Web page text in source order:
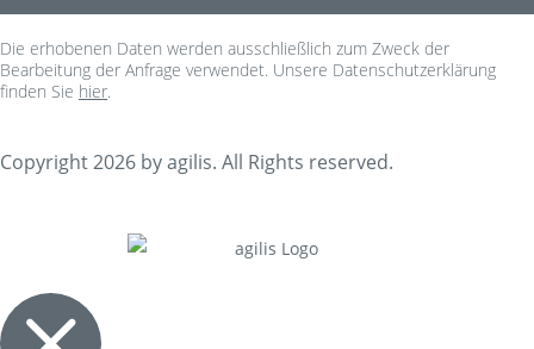
Die erhobenen Daten werden ausschließlich zum Zweck der
Bearbeitung der Anfrage verwendet. Unsere Datenschutzerklärung
finden Sie hier.
Copyright 2026 by agilis. All Rights reserved.